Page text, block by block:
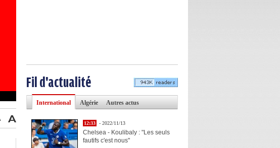
Fil d'actualité
International Algérie Autres actus
12:33 - 2022/11/13
Chelsea - Koulibaly : "Les seuls
fautifs c'est nous"